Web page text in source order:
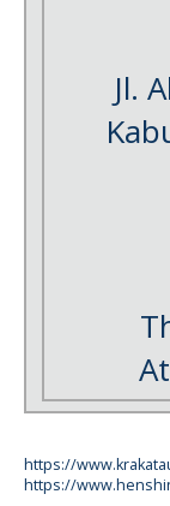
Jl.
https://
https://